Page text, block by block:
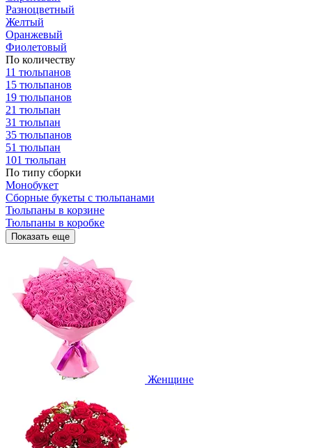
Разноцветный
Желтый
Оранжевый
Фиолетовый
По количеству
11 тюльпанов
15 тюльпанов
19 тюльпанов
21 тюльпан
31 тюльпан
35 тюльпанов
51 тюльпан
101 тюльпан
По типу сборки
Монобукет
Сборные букеты с тюльпанами
Тюльпаны в корзине
Тюльпаны в коробке
Показать еще
Женщине